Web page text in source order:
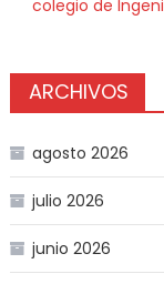
colegio de
ARCHIVOS
agosto 2026
julio 2026
junio 2026